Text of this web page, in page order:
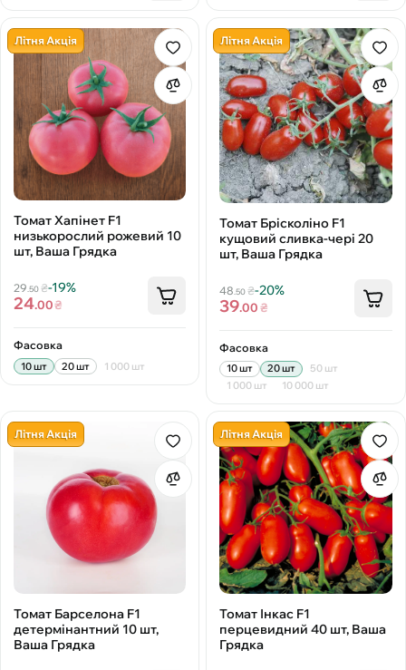
Літня Акція
Томат Хапінет F1
низькорослий рожевий 10
шт, Ваша Грядка
29 .50₴-19%
24.00₴
Фасовка
10 шт 20 шт 1 000 шт
Літня Акція
Томат Брісколіно F1
кущовий сливка-чері 20
шт, Ваша Грядка
48 .50 ₴-20%
39.00₴
Фасовка
10 шт 20 шт
50 шт
1 000 шт
10 000 шт
Літня Акція
Томат Барселона F1
детермінантний 10 шт,
Ваша Грядка
Літня Акція
Томат Інкас F1
перцевидний 40 шт, Ваша
Грядка